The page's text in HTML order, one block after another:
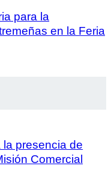
para la
en la Feria
presencia de
Comercial